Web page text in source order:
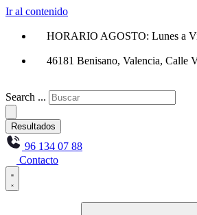
Ir al contenido
HORARIO AGOSTO: Lunes a
46181 Benisano, Valencia, Calle
Search ...
Resultados
96 134 07 88
Contacto